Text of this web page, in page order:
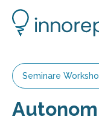
Seminare